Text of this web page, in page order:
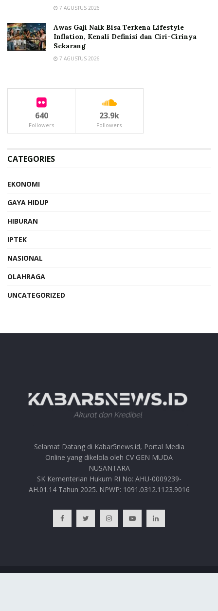
7 AGUSTUS 2026
Awas Gaji Naik Bisa Terkena Lifestyle
Inflation, Kenali Definisi dan Ciri-Cirinya
Sekarang
7 AGUSTUS 2026
640
Followers
23.9k
Followers
CATEGORIES
EKONOMI
GAYA HIDUP
HIBURAN
IPTEK
NASIONAL
OLAHRAGA
UNCATEGORIZED
Selamat Datang di Kabar5news.id, Portal Media
Online yang dikelola oleh CV GEN MUDA
NUSANTARA
SK Kementerian Hukum RI No: AHU-0009239-
AH.01.14 Tahun 2025. NPWP: 1091.0312.1123.9016